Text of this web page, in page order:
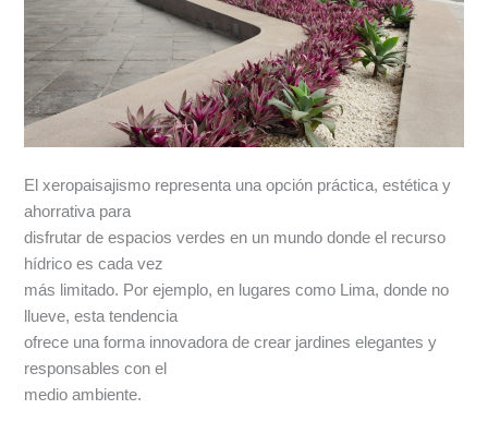
El xeropaisajismo representa una opción práctica, estética y
ahorrativa para
disfrutar de espacios verdes en un mundo donde el recurso
hídrico es cada vez
más limitado. Por ejemplo, en lugares como Lima, donde no
llueve, esta tendencia
ofrece una forma innovadora de crear jardines elegantes y
responsables con el
medio ambiente.